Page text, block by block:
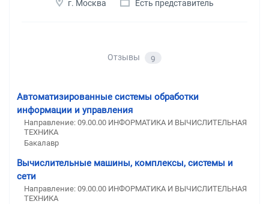
г. Москва Есть представитель
Отзывы 9
Автоматизированные системы обработки
информации и управления
Направление: 09.00.00 ИНФОРМАТИКА И ВЫЧИСЛИТЕЛЬНАЯ
ТЕХНИКА
Бакалавр
Вычислительные машины, комплексы, системы и
сети
Направление: 09.00.00 ИНФОРМАТИКА И ВЫЧИСЛИТЕЛЬНАЯ
ТЕХНИКА